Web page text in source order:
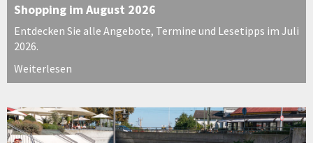
Shopping im August 2026
Entdecken Sie alle Angebote, Termine und Lesetipps im Juli
2026.
Weiterlesen